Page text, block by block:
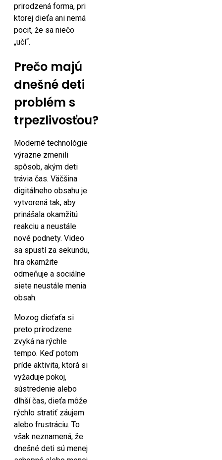
prirodzená forma, pri
ktorej dieťa ani nemá
pocit, že sa niečo
„učí“.
Prečo majú
dnešné deti
problém s
trpezlivosťou?
Moderné technológie
výrazne zmenili
spôsob, akým deti
trávia čas. Väčšina
digitálneho obsahu je
vytvorená tak, aby
prinášala okamžitú
reakciu a neustále
nové podnety. Video
sa spustí za sekundu,
hra okamžite
odmeňuje a sociálne
siete neustále menia
obsah.
Mozog dieťaťa si
preto prirodzene
zvyká na rýchle
tempo. Keď potom
príde aktivita, ktorá si
vyžaduje pokoj,
sústredenie alebo
dlhší čas, dieťa môže
rýchlo stratiť záujem
alebo frustráciu. To
však neznamená, že
dnešné deti sú menej